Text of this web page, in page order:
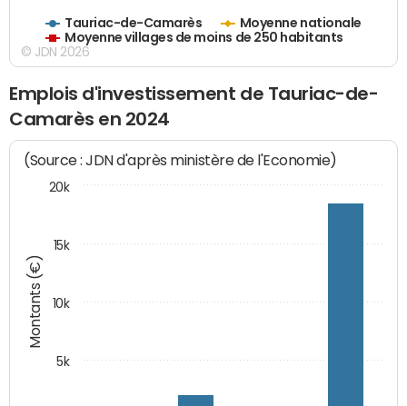
Tauriac-de-Camarès
Moyenne nationale
Moyenne villages de moins de 250 habitants
© JDN 2026
Emplois d'investissement de Tauriac-de-
Camarès en 2024
Montants (€)
(Source : JDN d'après ministère de l'Economie)
5k
10k
15k
20k